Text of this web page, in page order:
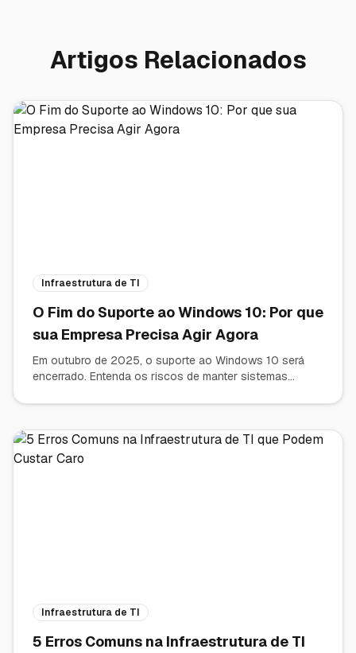
Artigos Relacionados
Infraestrutura de TI
O Fim do Suporte ao Windows 10: Por que
sua Empresa Precisa Agir Agora
Em outubro de 2025, o suporte ao Windows 10 será
encerrado. Entenda os riscos de manter sistemas
software é vital para a segurança e competitividade do
Infraestrutura de TI
5 Erros Comuns na Infraestrutura de TI